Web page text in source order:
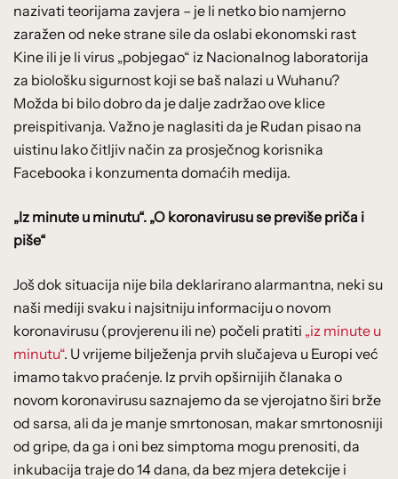
nazivati teorijama zavjera – je li netko bio namjerno
zaražen od neke strane sile da oslabi ekonomski rast
Kine ili je li virus „pobjegao“ iz Nacionalnog laboratorija
za biološku sigurnost koji se baš nalazi u Wuhanu?
Možda bi bilo dobro da je dalje zadržao ove klice
preispitivanja. Važno je naglasiti da je Rudan pisao na
uistinu lako čitljiv način za prosječnog korisnika
Facebooka i konzumenta domaćih medija.
„Iz minute u minutu“. „O koronavirusu se previše priča i
piše“
Još dok situacija nije bila deklarirano alarmantna, neki su
naši mediji svaku i najsitniju informaciju o novom
koronavirusu (provjerenu ili ne) počeli pratiti „iz minute u
minutu“. U vrijeme bilježenja prvih slučajeva u Europi već
imamo takvo praćenje. Iz prvih opširnijih članaka o
novom koronavirusu saznajemo da se vjerojatno širi brže
od sarsa, ali da je manje smrtonosan, makar smrtonosniji
od gripe, da ga i oni bez simptoma mogu prenositi, da
inkubacija traje do 14 dana, da bez mjera detekcije i